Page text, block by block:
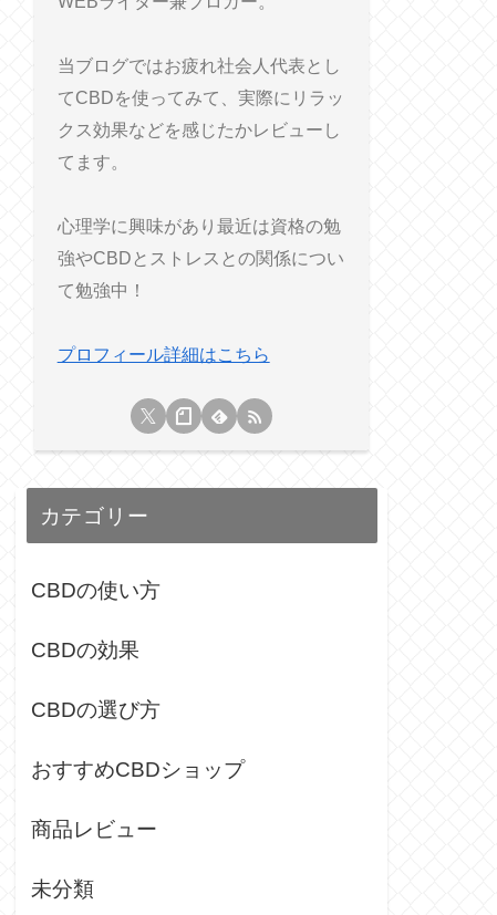
当ブログではお疲れ社会人代表とし
てCBDを使ってみて、実際にリラッ
クス効果などを感じたかレビューし
てます。
心理学に興味があり最近は資格の勉
強やCBDとストレスとの関係につい
て勉強中！
プロフィール詳細はこちら
カテゴリー
CBDの使い方
CBDの効果
CBDの選び方
おすすめCBDショップ
商品レビュー
未分類